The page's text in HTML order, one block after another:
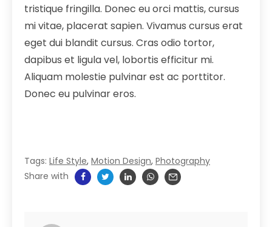
tristique fringilla. Donec eu orci mattis, cursus
mi vitae, placerat sapien. Vivamus cursus erat
eget dui blandit cursus. Cras odio tortor,
dapibus et ligula vel, lobortis efficitur mi.
Aliquam molestie pulvinar est ac porttitor.
Donec eu pulvinar eros.
Tags: Life Style, Motion Design, Photography
Share with